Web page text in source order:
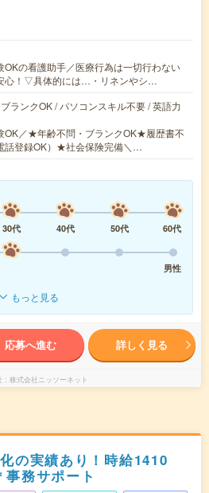
OKの看護助手／医療行為は一切行わない
心！▽具体的には…・リネンやシ…
ランクOK / パソコンスキル不要 / 英語力
OK／★年齢不問・ブランクOK★履歴書不
話登録OK）★社会保険完備＼…
30代 40代 50代
60代
男性
もっと見る
応募へ進む 詳しく見る
株式会社ニッソーネット
の実績あり！時給1410
務サポート